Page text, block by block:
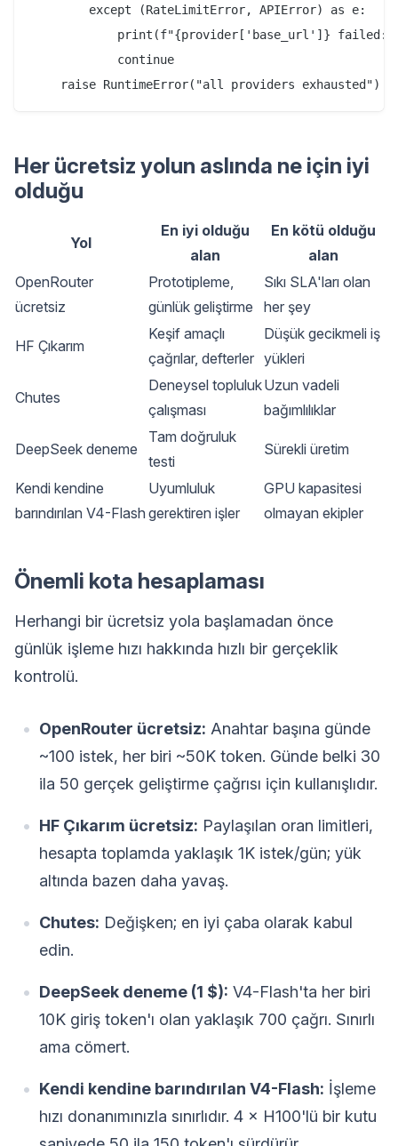
        except (RateLimitError, APIError) as e:
print(f"{provider['base_url']} failed:
            continue
Her ücretsiz yolun aslında ne için iyi
olduğu
Yol
En iyi olduğu
alan
En kötü olduğu
alan
OpenRouter
ücretsiz
Prototipleme,
günlük geliştirme
Sıkı SLA'ları olan
her şey
HF Çıkarım
Keşif amaçlı
çağrılar, defterler
Düşük gecikmeli iş
yükleri
Chutes
Deneysel topluluk
çalışması
Uzun vadeli
bağımlılıklar
DeepSeek deneme
Tam doğruluk
testi
Sürekli üretim
Kendi kendine
barındırılan V4-Flash
Uyumluluk
gerektiren işler
GPU kapasitesi
olmayan ekipler
Önemli kota hesaplaması
Herhangi bir ücretsiz yola başlamadan önce
günlük işleme hızı hakkında hızlı bir gerçeklik
kontrolü.
OpenRouter ücretsiz: Anahtar başına günde
~100 istek, her biri ~50K token. Günde belki 30
ila 50 gerçek geliştirme çağrısı için kullanışlıdır.
HF Çıkarım ücretsiz: Paylaşılan oran limitleri,
hesapta toplamda yaklaşık 1K istek/gün; yük
altında bazen daha yavaş.
Chutes: Değişken; en iyi çaba olarak kabul
edin.
DeepSeek deneme (1 $): V4-Flash'ta her biri
10K giriş token'ı olan yaklaşık 700 çağrı. Sınırlı
ama cömert.
Kendi kendine barındırılan V4-Flash: İşleme
hızı donanımınızla sınırlıdır. 4 × H100'lü bir kutu